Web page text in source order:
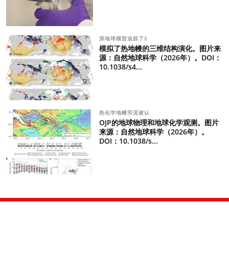
深地球模型追踪了2
模拟了热地幔的三维结构演化。图片来
源：自然地球科学（2026年）。DOI：
10.1038/s4...
热化学地幔羽流被认
OJP的地球物理和地球化学观测。图片
来源：自然地球科学（2026年）。
DOI：10.1038/s...